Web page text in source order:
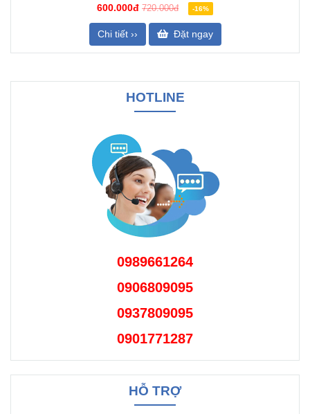
600.000đ 720.000đ -16%
Chi tiết ›› Đặt ngay
HOTLINE
0989661264
0906809095
0937809095
0901771287
HỖ TRỢ